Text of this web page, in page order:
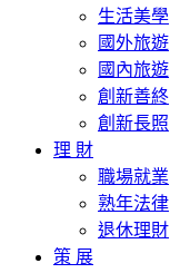
生活美學
國外旅遊
國內旅遊
創新善終
創新長照
理 財
職場就業
熟年法律
退休理財
策 展